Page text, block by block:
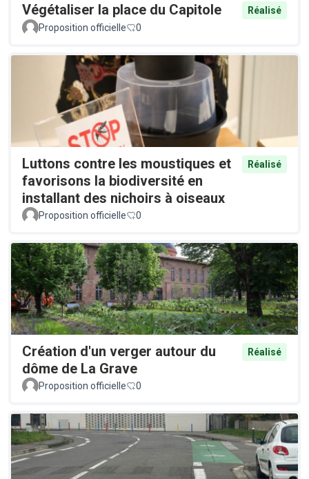
Végétaliser la place du Capitole
Réalisé
Proposition officielle
0
Luttons contre les moustiques et
favorisons la biodiversité en
installant des nichoirs à oiseaux
Réalisé
Proposition officielle 0
Création d'un verger autour du
dôme de La Grave
Réalisé
Proposition officielle 0